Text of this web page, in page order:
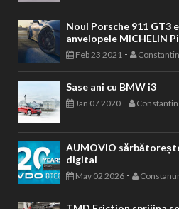
Noul Porsche 911 GT3
anvelopele MICHELIN
Feb 23 2021 -
Sase ani cu BMW i3
Jan 07 2020 - Constantin
AUMOVIO
digital
May 02 2026 -